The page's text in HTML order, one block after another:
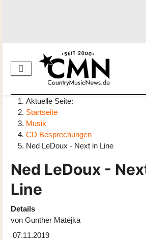
Aktuelle Seite:
Startseite
Musik
CD Besprechungen
Ned LeDoux - Next in Line
Ned LeDoux -
Line
Details
von Gunther Matejka
07.11.2019